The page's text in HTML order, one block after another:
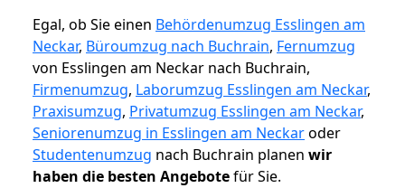
Egal, ob Sie einen Behördenumzug Esslingen am
Neckar, Büroumzug nach Buchrain, Fernumzug
von Esslingen am Neckar nach Buchrain,
Firmenumzug, Laborumzug Esslingen am Neckar,
Praxisumzug, Privatumzug Esslingen am Neckar,
Seniorenumzug in Esslingen am Neckaroder
Studentenumzug nach Buchrain planen wir
haben die besten Angebotefür Sie.